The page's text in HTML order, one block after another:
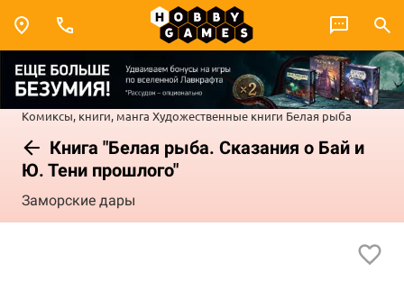
Комиксы, книги, манга Художественные книги Белая рыба
Книга "Белая рыба. Сказания о Бай и
Ю. Тени прошлого"
Заморские дары